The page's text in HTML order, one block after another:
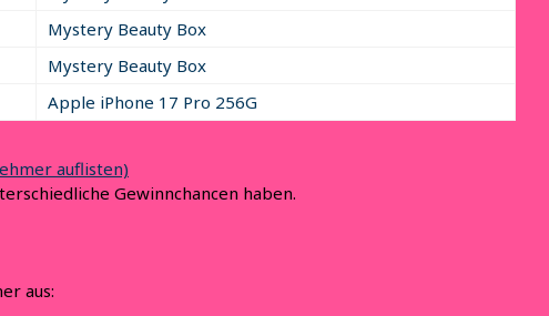
any draw.(Final day draw will be conducted at 9:30 PM.)
PM (today)
Mystery Beauty Box
Mystery Beauty Box
Apple iPhone 17 Pro 256G
auflisten)
Gewinnchancen haben.
aus: